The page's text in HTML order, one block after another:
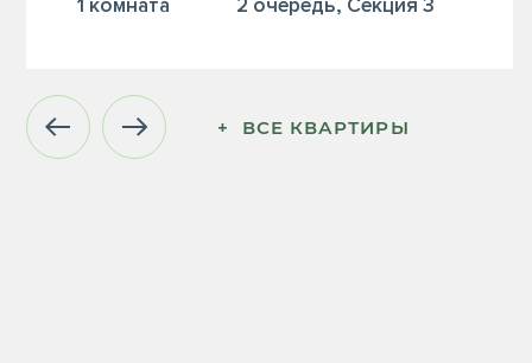
1 комната 2 очередь, Секция 3
+  ВСЕ КВАРТИРЫ